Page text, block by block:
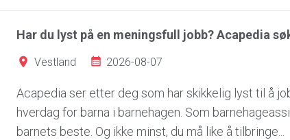
Har du lyst på en meningsfull jobb? Acapedia
Vestland 2026-08-07
Acapedia ser etter deg som har skikkelig lyst til å
hverdag for barna i barnehagen. Som
barnets beste. Og ikke minst, du må like å tilbringe...